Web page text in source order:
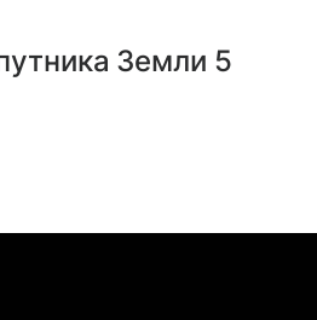
Земли 5